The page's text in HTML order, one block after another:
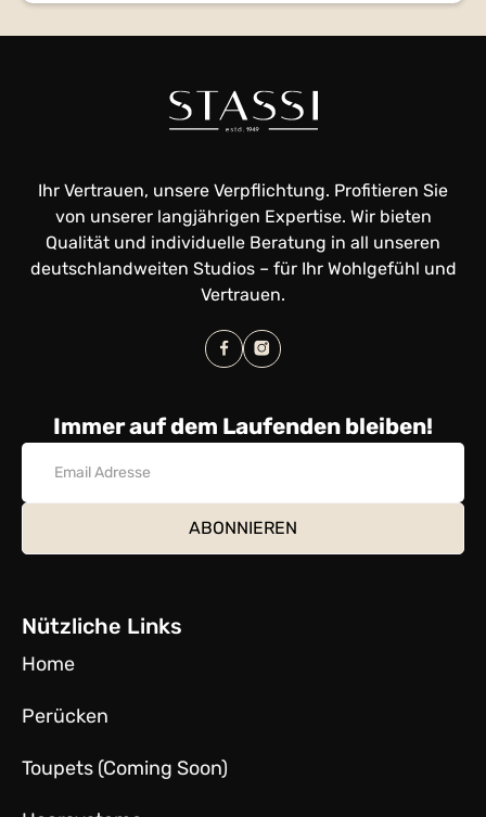
Ihr Vertrauen, unsere Verpflichtung. Profitieren Sie
von unserer langjährigen Expertise. Wir bieten
Qualität und individuelle Beratung in all unseren
deutschlandweiten Studios – für Ihr Wohlgefühl und
Vertrauen.
Immer auf dem Laufenden bleiben!
Nützliche Links
Home
Perücken
Toupets (Coming Soon)